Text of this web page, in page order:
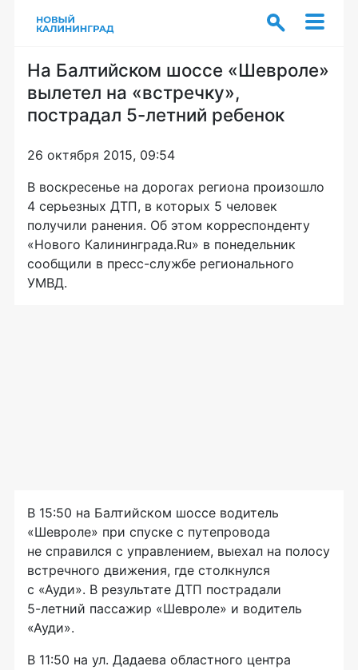
На Балтийском шоссе «Шевроле»
вылетел на «встречку»,
пострадал 5-летний ребенок
26 октября 2015, 09:54
В воскресенье на дорогах региона произошло
4 серьезных ДТП, в которых 5 человек
получили ранения. Об этом корреспонденту
«Нового Калининграда.Ru» в понедельник
сообщили в пресс-службе регионального
УМВД.
В 15:50 на Балтийском шоссе водитель
«Шевроле» при спуске с путепровода
не справился с управлением, выехал на полосу
встречного движения, где столкнулся
с «Ауди». В результате ДТП пострадали
5-летний пассажир «Шевроле» и водитель
«Ауди».
В 11:50 на ул. Дадаева областного центра